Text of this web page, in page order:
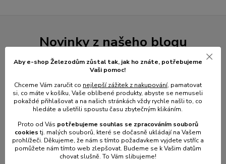
Novinky z našeho blogu
01.08.2026
Aby e-shop Železodům zůstal tak, jak ho znáte, potřebujeme
Vaši pomoc!
Chceme Vám zaručit co nejlepší zážitek z nakupování, pamatovat
si, co máte v košíku, Vaše oblíbené produkty, abyste se nemuseli
pokaždé přihlašovat a na našich stránkách vždy rychle našli to, co
hledáte a ušetřili spoustu času zbytečným klikáním.
Proto od Vás potřebujeme souhlas se zpracováním souborů
cookiestj. malých souborů, které se dočasně ukládají na Vašem
prohlížeči. Děkujeme, že nám s tímto požadavkem vyjdete vstříc a
pomůžete nám tímto web zlepšovat. Budeme se k Vašim datům
chovat slušně. To Vám slibujeme!